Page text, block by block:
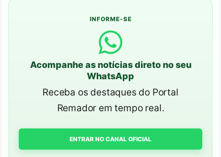
INFORME-SE
Acompanhe as notícias direto no seu
WhatsApp
Receba os destaques do Portal
Remador em tempo real.
ENTRAR NO CANAL OFICIAL